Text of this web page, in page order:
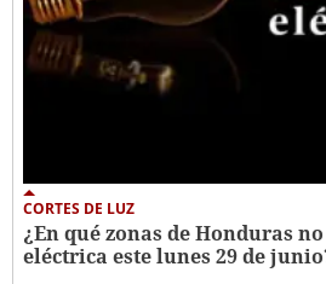
CORTES DE LUZ
¿En qué zonas de Honduras
eléctrica este lunes 29 de